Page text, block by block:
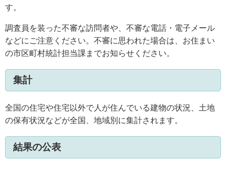
す。
調査員を装った不審な訪問者や、不審な電話・電子メール
などにご注意ください。不審に思われた場合は、お住まい
の市区町村統計担当課までお知らせください。
集計
全国の住宅や住宅以外で人が住んでいる建物の状況、土地
の保有状況などが全国、地域別に集計されます。
結果の公表